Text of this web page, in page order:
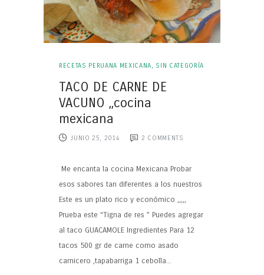
RECETAS PERUANA MEXICANA, SIN CATEGORÍA
TACO DE CARNE DE
VACUNO ,,cocina
mexicana
JUNIO 25, 2014 2 COMMENTS
Me encanta la cocina Mexicana Probar
esos sabores tan diferentes a los nuestros
Este es un plato rico y económico ,,,,,
Prueba este “Tigna de res ” Puedes agregar
al taco GUACAMOLE Ingredientes Para 12
tacos 500 gr de carne como asado
carnicero ,tapabarriga 1 cebolla...